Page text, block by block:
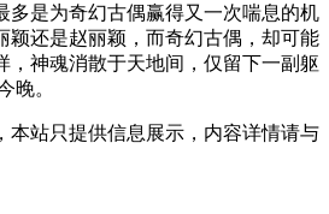
多是为奇幻古偶赢得又一次喘息的机
颖还是赵丽颖，而奇幻古偶，却可能
，神魂消散于天地间，仅留下一副躯
晚。
本站只提供信息展示，内容详情请与